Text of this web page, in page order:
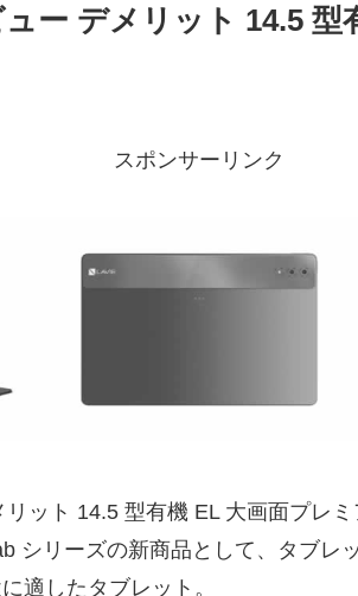
ー デメリット 14.5 型
スポンサーリンク
ット 14.5 型有機 EL 大画面プレ
シリーズの新商品として、タブレ
適したタブレット。